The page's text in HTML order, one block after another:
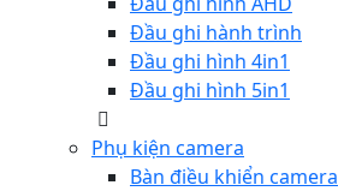
Đầu ghi hành trình
Đầu ghi hình 4in1
Đầu ghi hình 5in1
Phụ kiện camera
Bàn điều khiển camera